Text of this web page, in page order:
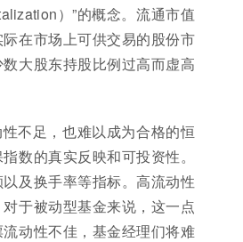
）”的概念。流通市值
在市场上可供交易的股份市
大股东持股比例过高而虚高
不足，也难以成为合格的恒
数的真实反映和可投资性。
及换手率等指标。高流动性
于被动型基金来说，这一点
动性不佳，基金经理们将难